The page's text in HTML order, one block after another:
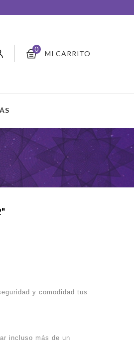
MI CARRITO
0
y comodidad tus
incluso más de un